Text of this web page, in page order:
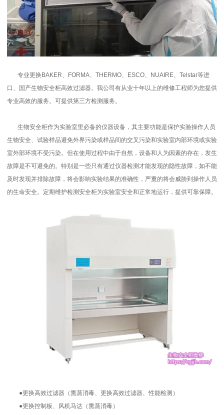
专业更换BAKER、FORMA、THERMO、ESCO、NUAIRE、Telstar等进
口、国产生物安全柜高效过滤器。我公司有从业十年以上的维修工程师为您提供
专业高效的服务。可提供第三方检测服务。
生物安全柜作为实验室里必备的仪器设备，其主要功能是保护实验操作人员
生物安全、试验样品避免外界污染或样品间的交叉污染和实验室内部环境或实验
室外部环境不受污染。但在使用过程中由于自然，设备和人为因素的存在，发生
故障是不可避免的。特别是一些只有通过仪器检测才能发现的隐性故障，如不能
及时发现并排除故障，将会影响实验结果的准确性，严重的将会威胁到操作人员
的生命安全。定期维护检测安全柜为实验室安全和正常地运行，提供可靠保障。
●更换高效过滤器（熏蒸消毒、更换高效过滤器、性能检测）
●更换控制板、风机马达（熏蒸消毒）